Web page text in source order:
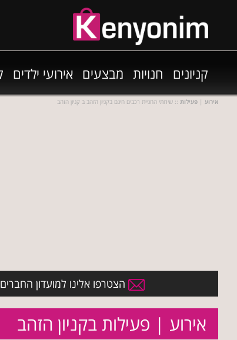
קניונים חנויות מבצעים אירועי ילדים
אירוע | פעילות :: שירותי החניית רכבים חינם בקניון הזהב ב קניון הזהב
הצטרפו אלינו למועדון
אירוע | פעילות בקניון הזהב